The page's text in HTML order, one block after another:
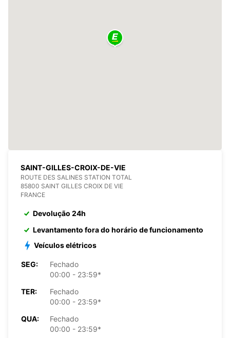
SAINT-GILLES-CROIX-DE-VIE
ROUTE DES SALINES STATION TOTAL
85800 SAINT GILLES CROIX DE VIE
FRANCE
Devolução 24h
Levantamento fora do horário de funcionamento
Veículos elétricos
SEG:
Fechado
00:00 - 23:59*
TER:
Fechado
00:00 - 23:59*
QUA:
Fechado
00:00 - 23:59*